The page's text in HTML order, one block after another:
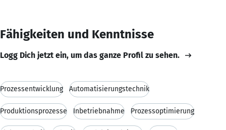
Fähigkeiten und Kenntnisse
Logg Dich jetzt ein, um das ganze Profil zu sehen.
Prozessentwicklung Automatisierungstechnik
Produktionsprozesse Inbetriebnahme Prozessoptimierung